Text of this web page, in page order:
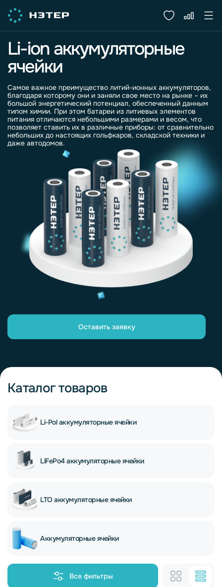
Li-ion аккумуляторные
ячейки
Самое важное преимущество литий-ионных аккумуляторов,
благодаря которому они и заняли свое место на рынке – их
большой энергетический потенциал, обеспеченный данным
типом химии. При этом батареи из литиевых элементов
питания отличаются небольшими размерами и весом, что
позволяет ставить их в различные приборы: от сравнительно
небольших до настоящих гольфкаров, складской техники и
даже автодомов.
Оставить заявку
Каталог товаров
Li-Pol аккумуляторные ячейки
LiFePo4 аккумуляторные ячейки
LTO аккумуляторные ячейки
Аккумуляторные ячейки
Все фильтры